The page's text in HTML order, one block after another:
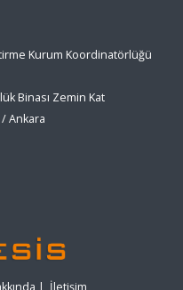
Kurum Koordinatörlüğü
Binası Zemin Kat
Ankara
| İletişim